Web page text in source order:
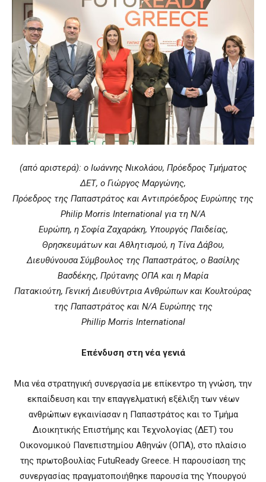
(από αριστερά): o Ιωάννης Νικολάου, Πρόεδρος Τμήματος
ΔΕΤ, ο Γιώργος Μαργώνης,
Πρόεδρος της Παπαστράτος και Αντιπρόεδρος Ευρώπης της
Philip Morris International για τη Ν/Α
Ευρώπη, η Σοφία Ζαχαράκη, Υπουργός Παιδείας,
Θρησκευμάτων και Αθλητισμού, η Τίνα Δάβου,
Διευθύνουσα Σύμβουλος της Παπαστράτος, ο Βασίλης
Βασδέκης, Πρύτανης ΟΠΑ και η Mαρία
Πατακιούτη, Γενική Διευθύντρια Ανθρώπων και Κουλτούρας
της Παπαστράτος και N/A Ευρώπης της
Phillip Morris International
Επένδυση στη νέα γενιά
Μια νέα στρατηγική συνεργασία με επίκεντρο τη γνώση, την
εκπαίδευση και την επαγγελματική εξέλιξη των νέων
ανθρώπων εγκαινίασαν η Παπαστράτος και το Τμήμα
Διοικητικής Επιστήμης και Τεχνολογίας (ΔΕΤ) του
Οικονομικού Πανεπιστημίου Αθηνών (ΟΠΑ), στο πλαίσιο
της πρωτοβουλίας FutuReady Greece. Η παρουσίαση της
συνεργασίας πραγματοποιήθηκε παρουσία της Υπουργού